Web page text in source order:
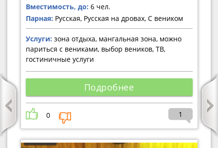
Вместимость, до: 6 чел.
Парная: Русская, Русская на дровах, С веником
Услуги: зона отдыха, мангальная зона, можно
париться с вениками, выбор веников, ТВ,
гостиничные услуги
Подробнее
0 1